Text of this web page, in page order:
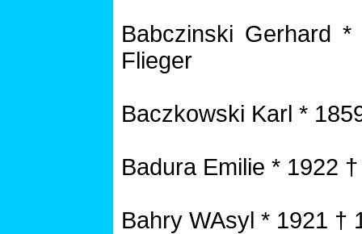
Babczinski Gerhard
Flieger
Baczkowski Karl *
Badura Emilie * 1922
Bahry WAsyl * 1921 †